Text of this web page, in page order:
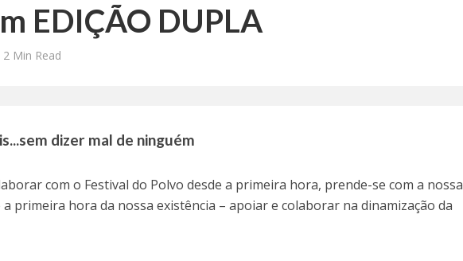
EDIÇÃO DUPLA
2 Min Read
dizer mal de ninguém
com o Festival do Polvo desde a primeira hora, prende-se com a nossa
a primeira hora da nossa existência – apoiar e colaborar na dinamização da